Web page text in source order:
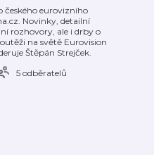
českého eurovizního
Novinky, detailní
rozhovory, ale i drby o
na světě Eurovision
Štěpán Strejček.
5 odběratelů